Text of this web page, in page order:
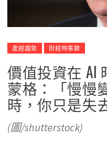
產經趨勢 財經時事獅
價值投資在 AI
蒙格：「慢慢
時，你只是失
(圖/shutterstock)